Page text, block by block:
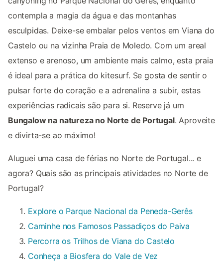
contempla a magia da água e das montanhas
esculpidas. Deixe-se embalar pelos ventos em Viana do
Castelo ou na vizinha Praia de Moledo. Com um areal
extenso e arenoso, um ambiente mais calmo, esta praia
é ideal para a prática do kitesurf. Se gosta de sentir o
pulsar forte do coração e a adrenalina a subir, estas
experiências radicais são para si. Reserve já um
Bungalow na natureza no Norte de Portugal. Aproveite
e divirta-se ao máximo!
Aluguei uma casa de férias no Norte de Portugal... e
agora? Quais são as principais atividades no Norte de
Portugal?
Explore o Parque Nacional da Peneda-Gerês
Caminhe nos Famosos Passadiços do Paiva
Percorra os Trilhos de Viana do Castelo
Conheça a Biosfera do Vale de Vez